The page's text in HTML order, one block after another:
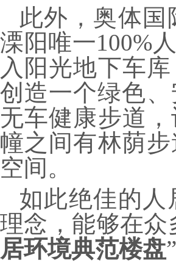
此外，奥体
溧阳唯一100%
入阳光地下车
创造一个绿色
无车健康步道
幢之间有林荫
空间。
如此绝佳的人
理念，能够在众
居环境典范楼盘